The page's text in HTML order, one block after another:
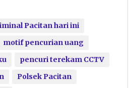
Pacitan hari ini
motif pencurian uang
pencuri terekam CCTV
Polsek Pacitan